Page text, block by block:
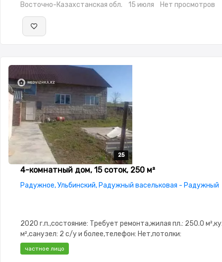
Восточно-Казахстанская обл. 15 июля Нет просмотров
25
25
25
25
25
4-комнатный дом, 15 соток, 250 м²
Радужное, Ульбинский, Радужный васельковая - Радужный
2020 г.п.,состояние: Требует ремонта,жилая пл.: 250.0
м²,санузел: 2 с/у и более,телефон: Нет,потолки:
2.9,Видеонаблюдение,Пластиковые окна,Баня,Гараж,Сад,3
частное лицо